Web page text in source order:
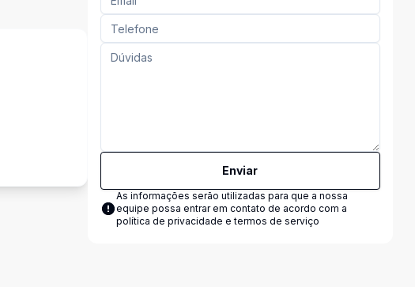
Enviar
As informações serão utilizadas para que a nossa
equipe possa entrar em contato de acordo com a
política de privacidade e termos de serviço